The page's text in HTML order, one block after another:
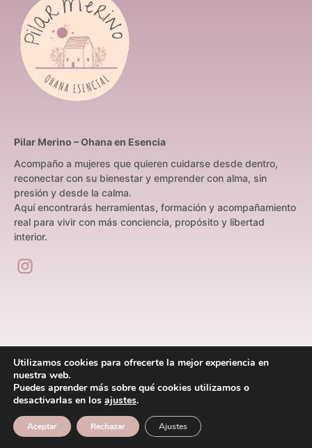
Pilar Merino – Ohana en Esencia
Acompaño a mujeres que quieren cuidarse desde dentro,
reconectar con su bienestar y emprender con alma, sin
presión y desde la calma.
Aquí encontrarás herramientas, formación y acompañamiento
real para vivir con más conciencia, propósito y libertad
interior.
Coach de vida | Pilar Merino
Quién soyServiciosKit de aceites esenciales
Utilizamos cookies para ofrecerte la mejor experiencia en
nuestra web.
Puedes aprender más sobre qué cookies utilizamos o
desactivarlas en los ajustes.
Aceptar Rechazar Ajustes